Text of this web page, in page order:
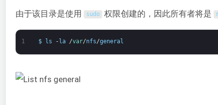
由于该目录是使用 sudo 权限创建的，因此所有者将是
1 $ ls - la /var/nfs/general